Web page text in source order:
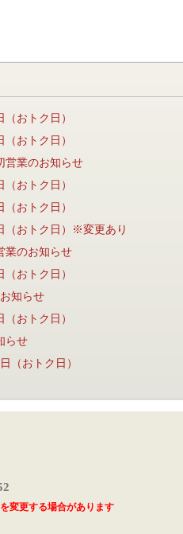
おトク日）
おトク日）
営業のお知らせ
おトク日）
おトク日）
（おトク日）※変更あり
業のお知らせ
おトク日）
知らせ
おトク日）
らせ
（おトク日）
変更する場合があります